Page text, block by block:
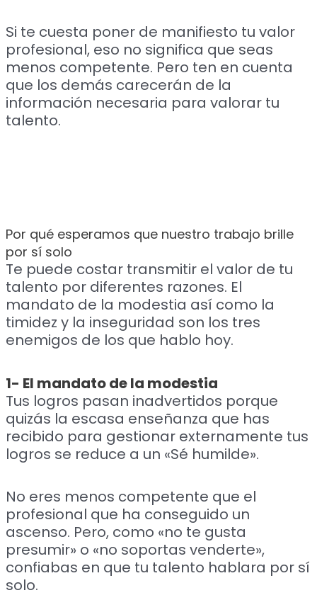
Si te cuesta poner de manifiesto tu valor
profesional, eso no significa que seas
menos competente. Pero ten en cuenta
que los demás carecerán de la
información necesaria para valorar tu
talento.
Por qué esperamos que nuestro trabajo brille
por sí solo
Te puede costar transmitir el valor de tu
talento por diferentes razones. El
mandato de la modestia así como la
timidez y la inseguridad son los tres
enemigos de los que hablo hoy.
1- El mandato de la modestia
Tus logros pasan inadvertidos porque
quizás la escasa enseñanza que has
recibido para gestionar externamente tus
logros se reduce a un «Sé humilde».
No eres menos competente que el
profesional que ha conseguido un
ascenso. Pero, como «no te gusta
presumir» o «no soportas venderte»,
confiabas en que tu talento hablara por sí
solo.